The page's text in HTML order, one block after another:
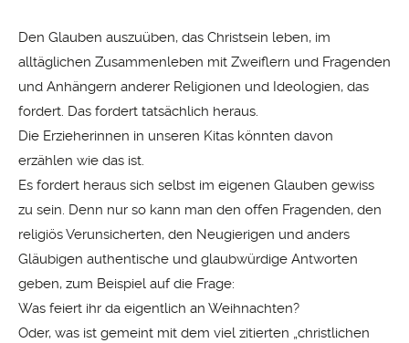
Den Glauben auszuüben, das Christsein leben, im
alltäglichen Zusammenleben mit Zweiflern und Fragenden
und Anhängern anderer Religionen und Ideologien, das
fordert. Das fordert tatsächlich heraus.
Die Erzieherinnen in unseren Kitas könnten davon
erzählen wie das ist.
Es fordert heraus sich selbst im eigenen Glauben gewiss
zu sein. Denn nur so kann man den offen Fragenden, den
religiös Verunsicherten, den Neugierigen und anders
Gläubigen authentische und glaubwürdige Antworten
geben, zum Beispiel auf die Frage:
Was feiert ihr da eigentlich an Weihnachten?
Oder, was ist gemeint mit dem viel zitierten „christlichen